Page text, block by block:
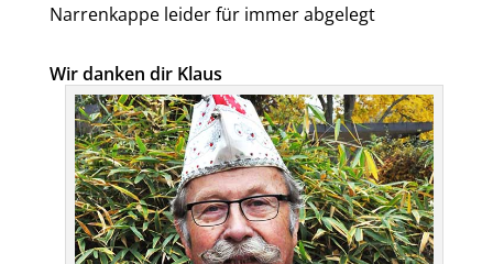
Narrenkappe leider für immer abgelegt
Wir danken dir Klaus